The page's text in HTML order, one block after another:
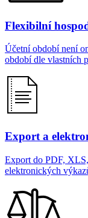
Flexibilní
Účetní období není
období dle vlastních
Export a
Export do PDF,
elektronických